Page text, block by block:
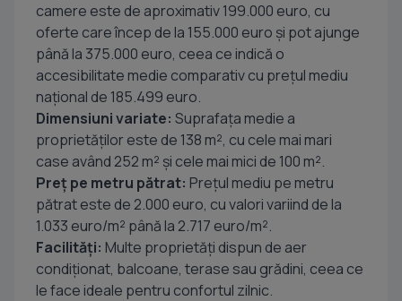
camere este de aproximativ 199.000 euro, cu
oferte care încep de la 155.000 euro și pot ajunge
până la 375.000 euro, ceea ce indică o
accesibilitate medie comparativ cu prețul mediu
național de 185.499 euro.
Dimensiuni variate: Suprafața medie a
proprietăților este de 138 m², cu cele mai mari
case având 252 m² și cele mai mici de 100 m².
Preț pe metru pătrat: Prețul mediu pe metru
pătrat este de 2.000 euro, cu valori variind de la
1.033 euro/m² până la 2.717 euro/m².
Facilități: Multe proprietăți dispun de aer
condiționat, balcoane, terase sau grădini, ceea ce
le face ideale pentru confortul zilnic.